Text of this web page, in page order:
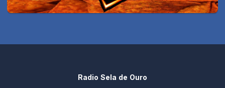
Radio Sela de Ouro